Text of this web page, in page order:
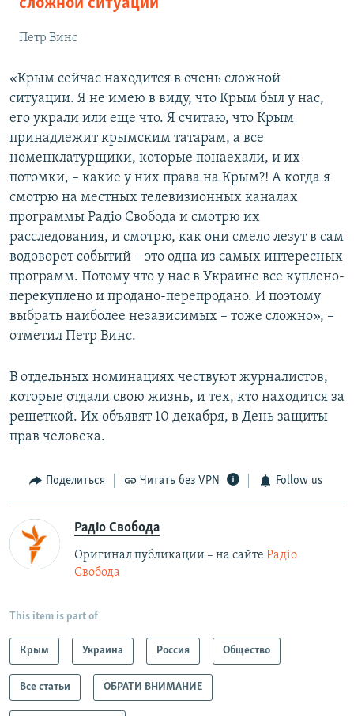
сложной ситуации
Петр Винс
«Крым сейчас находится в очень сложной
ситуации. Я не имею в виду, что Крым был у нас,
его украли или еще что. Я считаю, что Крым
принадлежит крымским татарам, а все
номенклатурщики, которые понаехали, и их
потомки, – какие у них права на Крым?! А когда я
смотрю на местных телевизионных каналах
программы Радіо Свобода и смотрю их
расследования, и смотрю, как они смело лезут в сам
водоворот событий – это одна из самых интересных
программ. Потому что у нас в Украине все куплено-
перекуплено и продано-перепродано. И поэтому
выбрать наиболее независимых – тоже сложно», –
отметил Петр Винс.
В отдельных номинациях чествуют журналистов,
которые отдали свою жизнь, и тех, кто находится за
решеткой. Их объявят 10 декабря, в День защиты
прав человека.
Поделиться Читать без VPN Follow us
Радіо Свобода
Оригинал публикации – на сайте Радіо
Свобода
This item is part of
Крым Украина Россия Общество
Все статьи ОБРАТИ ВНИМАНИЕ